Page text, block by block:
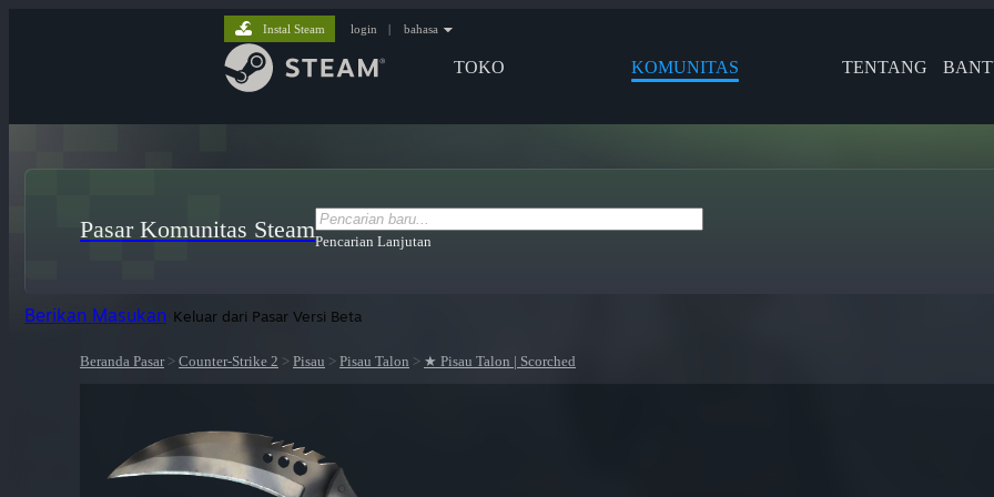
TOKO KOMUNITAS TENTANG
Instal Steam login | bahasa
Pasar Komunitas SteamPencarian Lanjutan
Berikan Masukan Keluar dari Pasar Versi Beta
Beranda Pasar> Counter-Strike 2 > Pisau > Pisau Talon > ★ Pisau Talon | Scorched